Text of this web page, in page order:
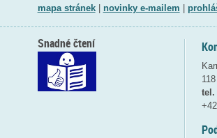
mapa stránek| novinky e-mailem
tel.
Snadné čtení